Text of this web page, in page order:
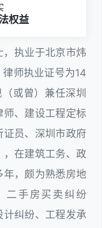
权益
执业于北京市炜
师执业证号为14
或曾）兼任深圳
、建设工程定标
员、深圳市政府
，在建筑工务、政
年，颇为熟悉房地
二手房买卖纠纷
纠纷、工程发承